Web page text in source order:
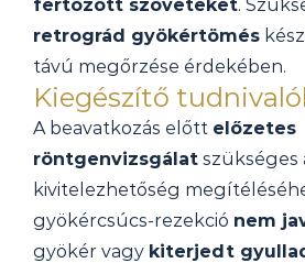
fertőzött szöveteket
retrográd gyökértömés
távú megőrzése érdekében.
Kiegészítő
A beavatkozás előtt előzetes
röntgenvizsgálat szükséges
kivitelezhetőség
gyökércsúcs-rezekció nem
gyökér vagy kiterjedt